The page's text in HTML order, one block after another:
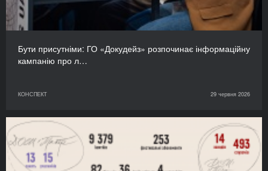
Бути присутніми: ГО «Докудейз» розпочинає інформаційну
кампанію про л…
КОНСПЕКТ 29 червня 2026